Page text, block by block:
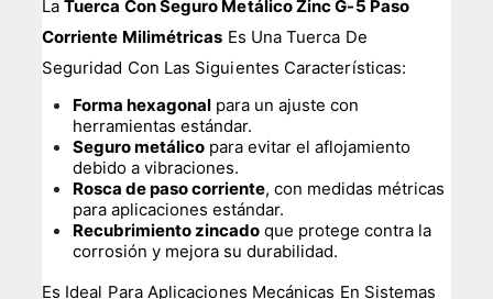
LaTuerca Con Seguro Metálico Zinc G-5 Paso
Corriente Milimétricas Es Una Tuerca De
Seguridad Con Las Siguientes Características:
Forma hexagonal para un ajuste con
herramientas estándar.
Seguro metálico para evitar el aflojamiento
debido a vibraciones.
Rosca de paso corriente, con medidas métricas
para aplicaciones estándar.
Recubrimiento zincado que protege contra la
corrosión y mejora su durabilidad.
Es Ideal Para Aplicaciones Mecánicas En Sistemas